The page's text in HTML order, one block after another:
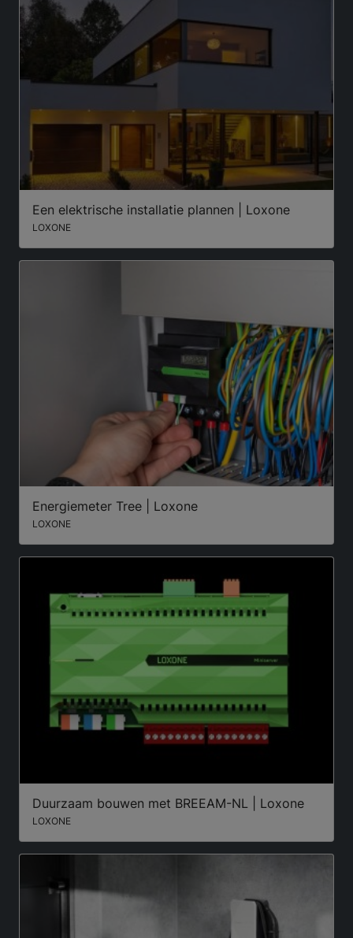
Een elektrische installatie plannen | Loxone
LOXONE
Energiemeter Tree | Loxone
LOXONE
Duurzaam bouwen met BREEAM-NL | Loxone
LOXONE